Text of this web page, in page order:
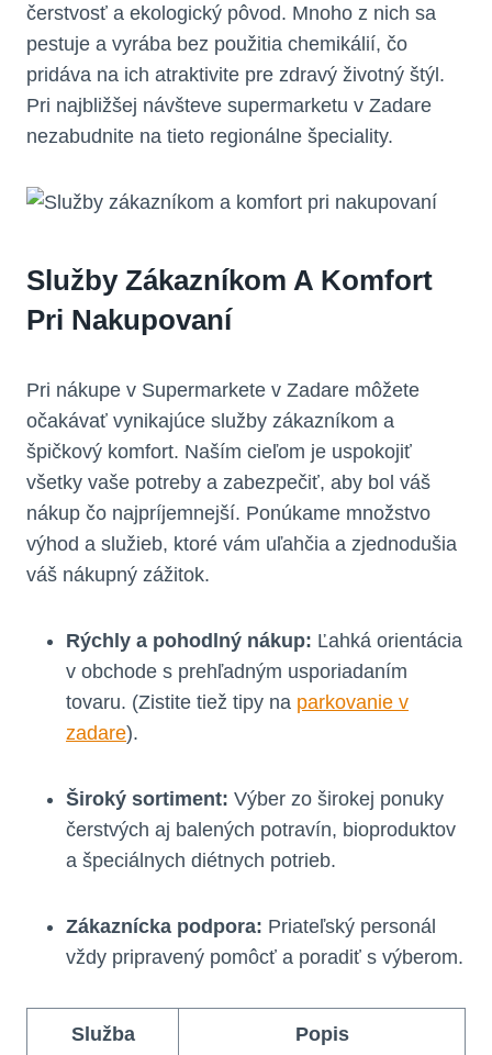
čerstvosť a ekologický pôvod. Mnoho z nich sa
pestuje a vyrába bez použitia chemikálií, čo
pridáva na ich atraktivite pre zdravý životný štýl.
Pri najbližšej návšteve supermarketu v Zadare
nezabudnite na tieto regionálne špeciality.
Služby Zákazníkom A Komfort
Pri Nakupovaní
Pri nákupe v Supermarkete v Zadare môžete
očakávať vynikajúce služby zákazníkom a
špičkový komfort. Naším cieľom je uspokojiť
všetky vaše potreby a zabezpečiť, aby bol váš
nákup čo najpríjemnejší. Ponúkame množstvo
výhod a služieb, ktoré vám uľahčia a zjednodušia
váš nákupný zážitok.
Rýchly a pohodlný nákup: Ľahká orientácia
v obchode s prehľadným usporiadaním
tovaru. (Zistite tiež tipy na parkovanie v
zadare).
Široký sortiment: Výber zo širokej ponuky
čerstvých aj balených potravín, bioproduktov
a špeciálnych diétnych potrieb.
Zákaznícka podpora: Priateľský personál
vždy pripravený pomôcť a poradiť s výberom.
Služba Popis